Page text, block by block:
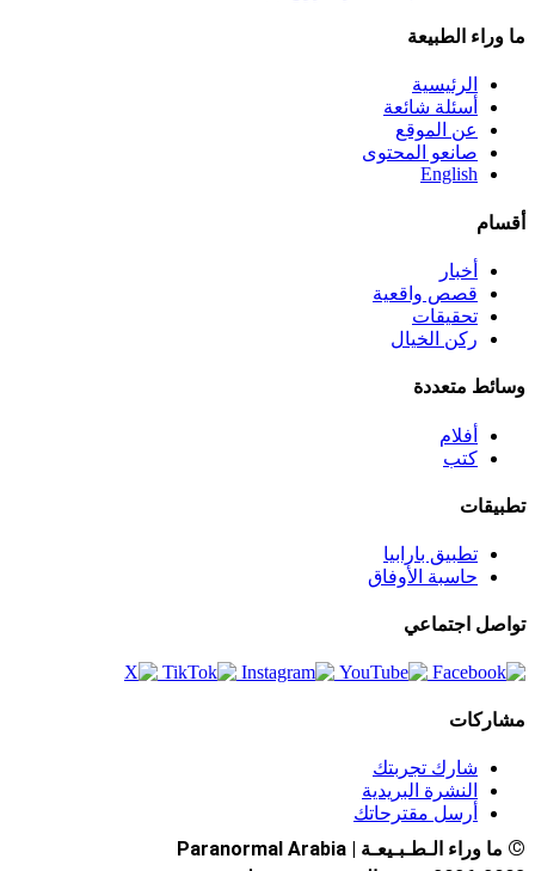
ما وراء الطبيعة
الرئيسية
أسئلة شائعة
عن الموقع
صانعو المحتوى
English
أقسام
أخبار
قصص واقعية
تحقيقات
ركن الخيال
وسائط متعددة
أفلام
كتب
تطبيقات
تطبيق بارابيا
حاسبة الأوفاق
تواصل اجتماعي
مشاركات
شارك تجربتك
النشرة البريدية
أرسل مقترحاتك
© ما وراء الـطـبـيعـة | Paranormal Arabia